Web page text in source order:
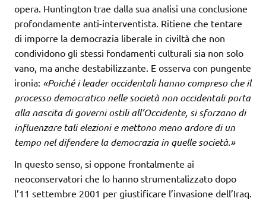
opera. Huntington trae dalla sua analisi una conclusione
profondamente anti-interventista. Ritiene che tentare
di imporre la democrazia liberale in civiltà che non
condividono gli stessi fondamenti culturali sia non solo
vano, ma anche destabilizzante. E osserva con pungente
ironia: «Poiché i leader occidentali hanno compreso che il
processo democratico nelle società non occidentali porta
alla nascita di governi ostili all’Occidente, si sforzano di
influenzare tali elezioni e mettono meno ardore di un
tempo nel difendere la democrazia in quelle società.»
In questo senso, si oppone frontalmente ai
neoconservatori che lo hanno strumentalizzato dopo
l’11 settembre 2001 per giustificare l’invasione dell’Iraq.